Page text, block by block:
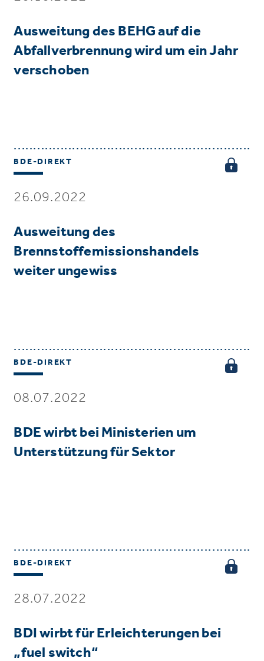
Ausweitung des BEHG auf die
Abfallverbrennung wird um ein Jahr
verschoben
BDE-DIREKT
26.09.2022
Ausweitung des
Brennstoffemissionshandels
weiter ungewiss
BDE-DIREKT
08.07.2022
BDE wirbt bei Ministerien um
Unterstützung für Sektor
BDE-DIREKT
28.07.2022
BDI wirbt für Erleichterungen bei
„fuel switch“